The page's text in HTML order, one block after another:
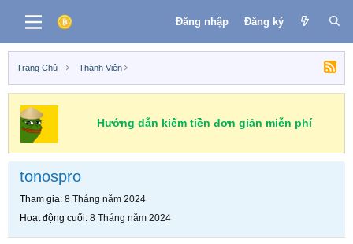
Đăng nhập Đăng ký
Trang Chủ Thành Viên
Hướng dẫn kiếm tiền đơn giản miễn phí
tonospro
Tham gia 8 Tháng năm 2024
Hoạt động cuối 8 Tháng năm 2024